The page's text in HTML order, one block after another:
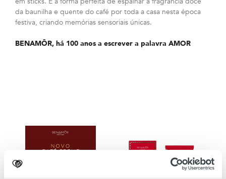
da baunilha e quente do café por toda a casa nesta época
festiva, criando memórias sensoriais únicas.
BENAMÔR, há 100 anos a escrever a palavra AMOR